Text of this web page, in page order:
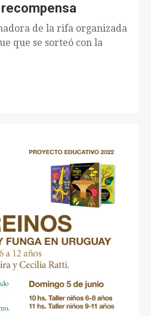
de la rifa organizada
que se sorteó con la